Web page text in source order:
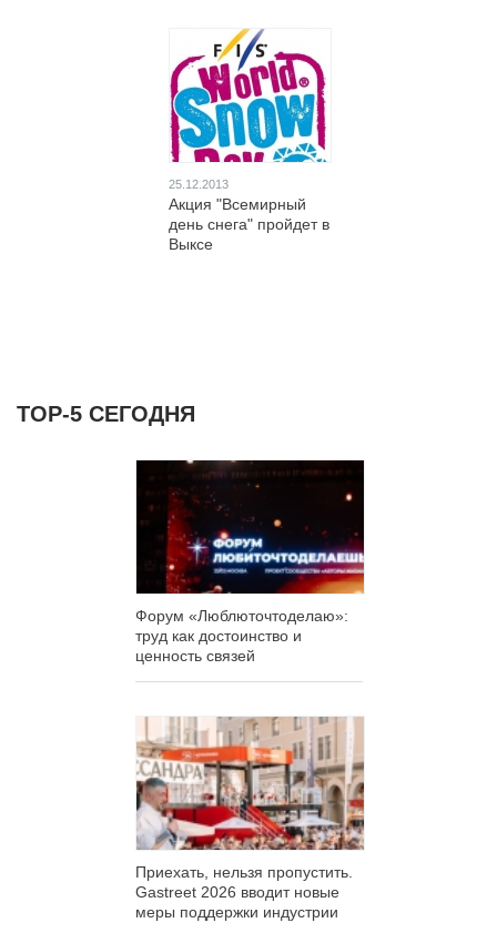
25.12.2013
Акция "Всемирный
день снега" пройдет в
Выксе
ТОР-5 СЕГОДНЯ
Форум «Люблюточтоделаю»:
труд как достоинство и
ценность связей
Приехать, нельзя пропустить.
Gastreet 2026 вводит новые
меры поддержки индустрии